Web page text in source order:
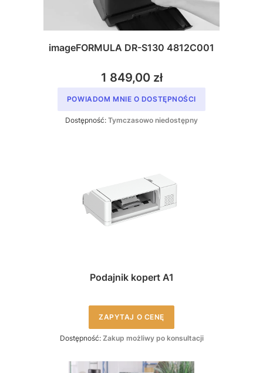
imageFORMULA DR-S130 4812C001
1 849,00 zł
POWIADOM MNIE O DOSTĘPNOŚCI
Dostępność: Tymczasowo niedostępny
Podajnik kopert A1
ZAPYTAJ O CENĘ
Dostępność: Zakup możliwy po konsultacji